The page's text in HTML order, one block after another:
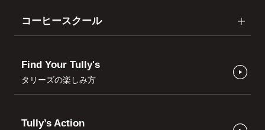
コーヒースクール
Find Your Tully's
タリーズの楽しみ方
Tully’s Action